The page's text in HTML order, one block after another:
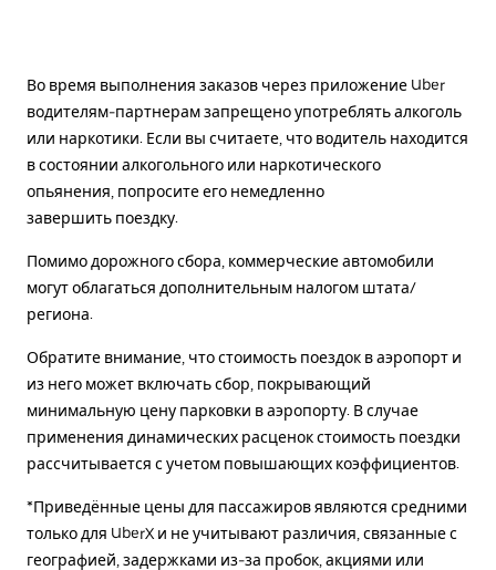
Во время выполнения заказов через приложение Uber
водителям-партнерам запрещено употреблять алкоголь
или наркотики. Если вы считаете, что водитель находится
в состоянии алкогольного или наркотического
опьянения, попросите его немедленно
завершить поездку.
Помимо дорожного сбора, коммерческие автомобили
могут облагаться дополнительным налогом штата/
региона.
Обратите внимание, что стоимость поездок в аэропорт и
из него может включать сбор, покрывающий
минимальную цену парковки в аэропорту. В случае
применения динамических расценок стоимость поездки
рассчитывается с учетом повышающих коэффициентов.
*Приведённые цены для пассажиров являются средними
только для UberX и не учитывают различия, связанные с
географией, задержками из-за пробок, акциями или